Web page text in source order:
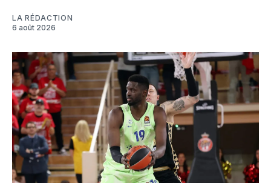
LA RÉDACTION
6 août 2026